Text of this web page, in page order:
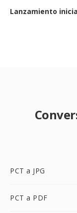
Lanzamiento
PCT a JPG
PCT a PDF